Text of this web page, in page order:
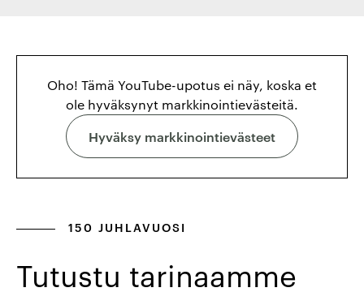
Oho! Tämä YouTube-upotus ei näy, koska et
ole hyväksynyt markkinointievästeitä.
Hyväksy markkinointievästeet
150 JUHLAVUOSI
Tutustu tarinaamme